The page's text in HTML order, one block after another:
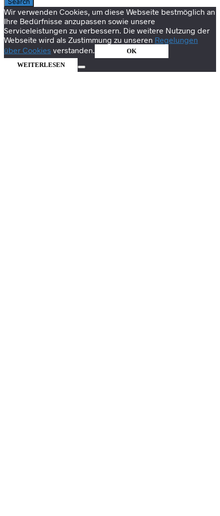
Wir verwenden Cookies, um diese Webseite bestmöglich an
Ihre Bedürfnisse anzupassen sowie unsere
Serviceleistungen zu verbessern. Die weitere Nutzung der
Webseite wird als Zustimmung zu unseren Regelungen
über Cookies verstanden.
OK
WEITERLESEN